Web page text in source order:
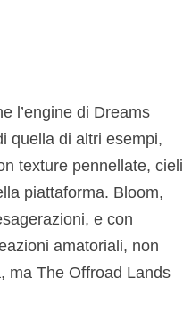
l’engine di Dreams
quella di altri esempi,
texture pennellate, cieli
piattaforma. Bloom,
e con
amatoriali, non
ma The Offroad Lands